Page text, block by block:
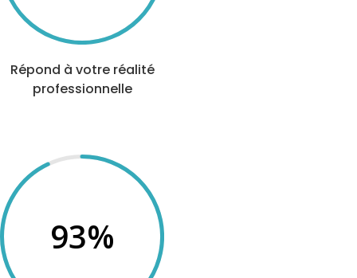
Répond à votre réalité
professionnelle
93%